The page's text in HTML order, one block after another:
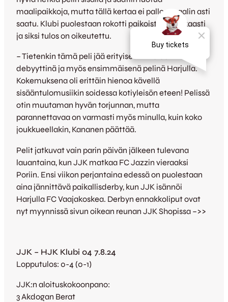
maalipaikkoja, mutta tällä kertaa ei palloa maalin asti
saatu. Klubi puolestaan rokotti paikoista tehokkaasti
ja siksi tulos on oikeutettu.
– Tietenkin tämä peli jää erityisesti mieleen Ykkösen
debyyttinä ja myös ensimmäisenä pelinä Harjulla.
Kokemuksena oli erittäin hienoa kävellä
sisääntulomusiikin soidessa kotiyleisön eteen! Pelissä
otin muutaman hyvän torjunnan, mutta
parannettavaa on varmasti myös minulla, kuin koko
joukkueellakin, Kananen päättää.
Pelit jatkuvat vain parin päivän jälkeen tulevana
lauantaina, kun JJK matkaa FC Jazzin vieraaksi
Poriin. Ensi viikon perjantaina edessä on puolestaan
aina jännittävä paikallisderby, kun JJK isännöi
Harjulla FC Vaajakoskea. Derbyn ennakkoliput ovat
nyt myynnissä sivun oikean reunan JJK Shopissa –>>
JJK – HJK Klubi 04 7.8.24
Lopputulos: 0-4 (0-1)
JJK:n aloituskokoonpano:
3 Akdogan Berat